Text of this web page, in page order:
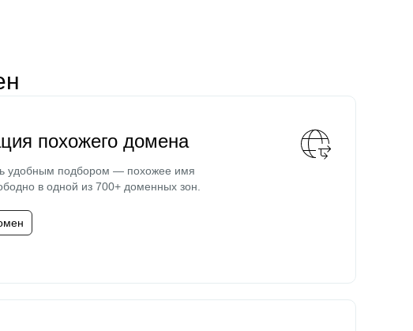
похожего домена
удобным подбором — похожее имя
в одной из 700+ доменных зон.